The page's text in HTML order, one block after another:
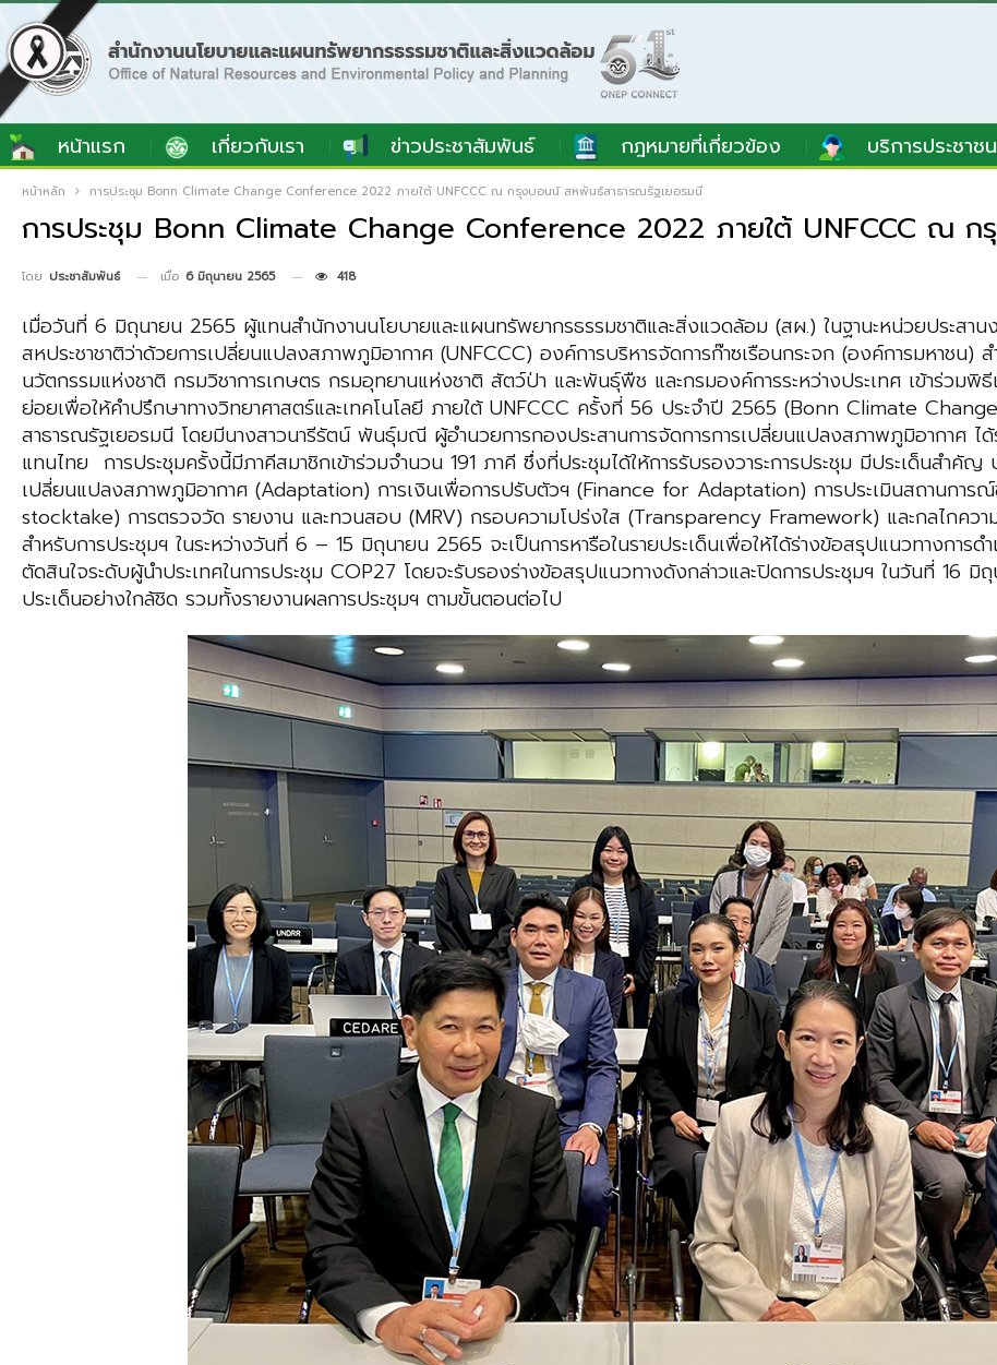
หน้าแรก เกี่ยวกับเรา ข่าวประชาสัมพันธ์ กฎหมายที่เกี่ยวข้อง บริการประชาชน
หน้าหลัก การประชุม Bonn Climate Change Conference 2022 ภายใต้ UNFCCC ณ กรุงบอนน์ สหพันธ์สาธารณรัฐเยอรมนี
การประชุม Bonn Climate Change Conference 2022 ภายใต้ UNFCCC ณ
โดย ประชาสัมพันธ์ เมื่อ 6 มิถุนายน 2565 418
เมื่อวันที่ 6 มิถุนายน 2565 ผู้แทนสำนักงานนโยบายและแผนทรัพยากรธรรมชาติและสิ่งแวดล้อม (สผ.) ในฐานะหน่วยประสา
สหประชาชาติว่าด้วยการเปลี่ยนแปลงสภาพภูมิอากาศ (UNFCCC) องค์การบริหารจัดการก๊าซเรือนกระจก (องค์การมหาชน)
นวัตกรรมแห่งชาติ กรมวิชาการเกษตร กรมอุทยานแห่งชาติ สัตว์ป่า และพันธุ์พืช และกรมองค์การระหว่างประเทศ เข้าร่วมพิ
ย่อยเพื่อให้คำปรึกษาทางวิทยาศาสตร์และเทคโนโลยี ภายใต้ UNFCCC ครั้งที่ 56 ประจำปี 2565 (Bonn Climate
สาธารณรัฐเยอรมนี โดยมีนางสาวนารีรัตน์ พันธุ์มณี ผู้อำนวยการกองประสานการจัดการการเปลี่ยนแปลงสภาพภูมิอากาศ ไ
แทนไทย การประชุมครั้งนี้มีภาคีสมาชิกเข้าร่วมจำนวน 191 ภาคี ซึ่งที่ประชุมได้ให้การรับรองวาระการประชุม มีประเด็นสำคั
เปลี่ยนแปลงสภาพภูมิอากาศ (Adaptation) การเงินเพื่อการปรับตัวฯ (Finance for Adaptation) การประเมินสถานการ
stocktake) การตรวจวัด รายงาน และทวนสอบ (MRV) กรอบความโปร่งใส (Transparency Framework) และกลไกคว
สำหรับการประชุมฯ ในระหว่างวันที่ 6 – 15 มิถุนายน 2565 จะเป็นการหารือในรายประเด็นเพื่อให้ได้ร่างข้อสรุปแนวทางการด
ตัดสินใจระดับผู้นำประเทศในการประชุม COP27 โดยจะรับรองร่างข้อสรุปแนวทางดังกล่าวและปิดการประชุมฯ ในวันที่ 16
ประเด็นอย่างใกล้ชิด รวมทั้งรายงานผลการประชุมฯ ตามขั้นตอนต่อไป